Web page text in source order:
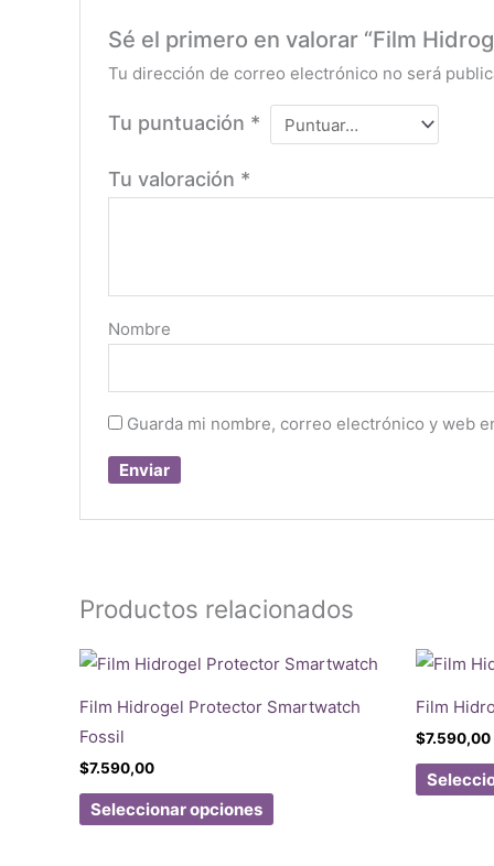
Sé el primero en valorar “Film
Tu dirección de correo electrónico no será
Tu puntuación *
Tu valoración *
Nombre
Guarda mi nombre, correo electrónico y web
Productos relacionados
Film Hidrogel Protector Smartwatch
Fossil
$7.590,00
Seleccionar opciones Este
producto
Film
$7.590,00